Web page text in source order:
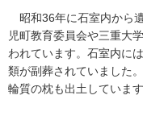
昭和36年に石室内から
児町教育委員会や三重大
われています。石室内に
類が副葬されていました
輪質の枕も出土しています